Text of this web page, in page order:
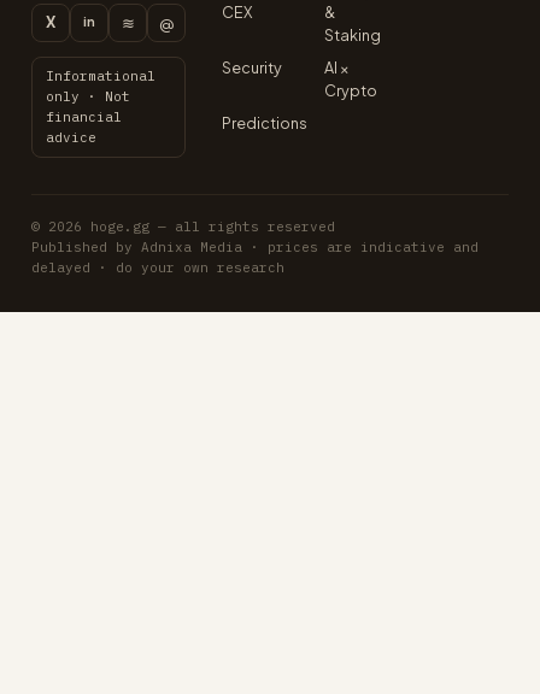
X in ≋ @
Informational
only · Not
financial
advice
CEX
&
Staking
Security
AI ×
Crypto
Predictions
© 2026 hoge.gg — all rights reserved
Published by Adnixa Media · prices are indicative and
delayed · do your own research